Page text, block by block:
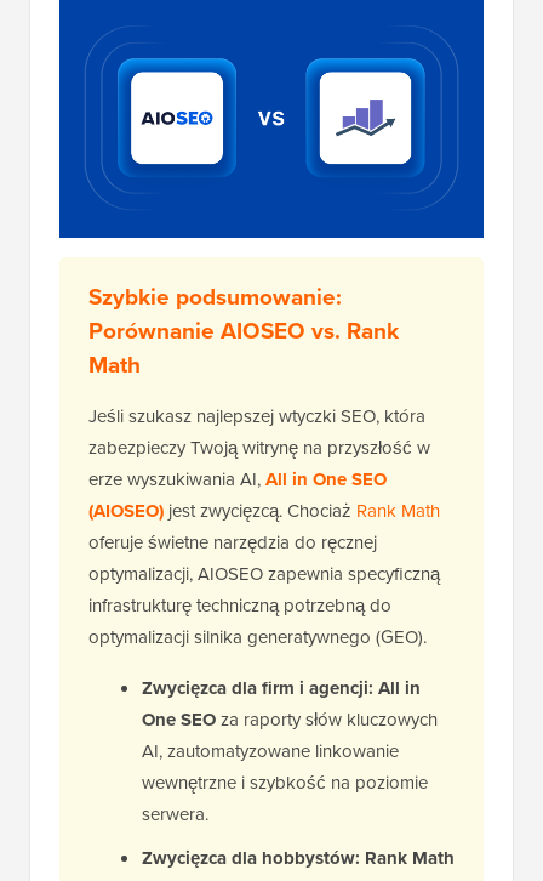
Szybkie podsumowanie:
Porównanie AIOSEO vs. Rank
Math
Jeśli szukasz najlepszej wtyczki SEO, która
zabezpieczy Twoją witrynę na przyszłość w
erze wyszukiwania AI,All in One SEO
(AIOSEO) jest zwycięzcą. Chociaż Rank Math
oferuje świetne narzędzia do ręcznej
optymalizacji, AIOSEO zapewnia specyficzną
infrastrukturę techniczną potrzebną do
optymalizacji silnika generatywnego (GEO).
Zwycięzca dla firm i agencji: All in
One SEOza raporty słów kluczowych
AI, zautomatyzowane linkowanie
wewnętrzne i szybkość na poziomie
serwera.
Zwycięzca dla hobbystów: Rank Math